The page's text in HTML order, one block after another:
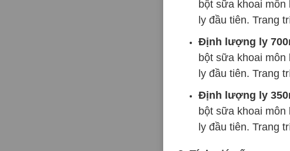
bột sữa khoai
ly đầu tiên. Trang
Định lượng ly
bột sữa khoai
ly đầu tiên. Trang
Định lượng ly
bột sữa khoai
ly đầu tiên. Trang